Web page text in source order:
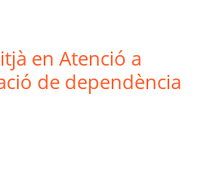
en Atenció a
de dependència